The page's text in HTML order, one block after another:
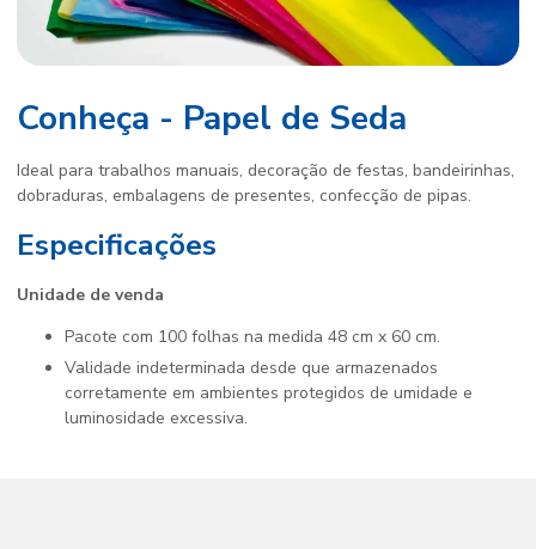
Conheça - Papel de Seda
Ideal para trabalhos manuais, decoração de festas, bandeirinhas,
dobraduras, embalagens de presentes, confecção de pipas.
Especificações
Unidade de venda
Pacote com 100 folhas na medida 48 cm x 60 cm.
Validade indeterminada desde que armazenados
corretamente em ambientes protegidos de umidade e
luminosidade excessiva.